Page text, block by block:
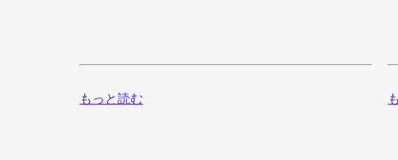
もっと読む